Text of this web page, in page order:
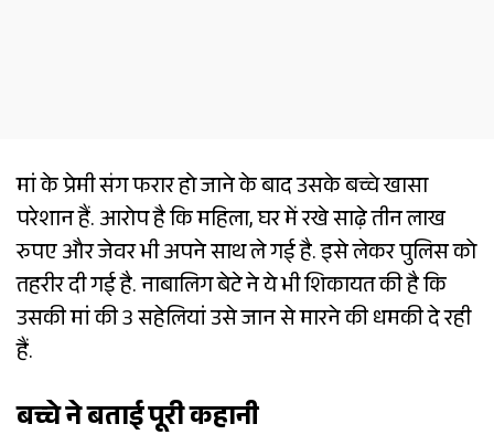
मां के प्रेमी संग फरार हो जाने के बाद उसके बच्चे खासा
परेशान हैं. आरोप है कि महिला, घर में रखे साढ़े तीन लाख
रुपए और जेवर भी अपने साथ ले गई है. इसे लेकर पुलिस को
तहरीर दी गई है. नाबालिग बेटे ने ये भी शिकायत की है कि
उसकी मां की 3 सहेलियां उसे जान से मारने की धमकी दे रही
हैं.
बच्चे ने बताई पूरी कहानी